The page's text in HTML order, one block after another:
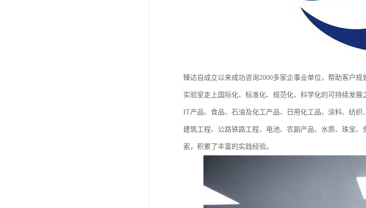
臻达自成立以来成功咨询2000多家企事业单位，帮助客户
实验室走上国际化、标准化、规范化、科学化的可持续发
IT产品、食品、石油及化工产品、日用化工品、涂料、纺织
建筑工程、公路铁路工程、电池、农副产品、水质、珠宝
索，积累了丰富的实践经验。